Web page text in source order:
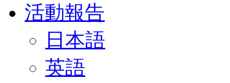
活動報告
日本語
英語